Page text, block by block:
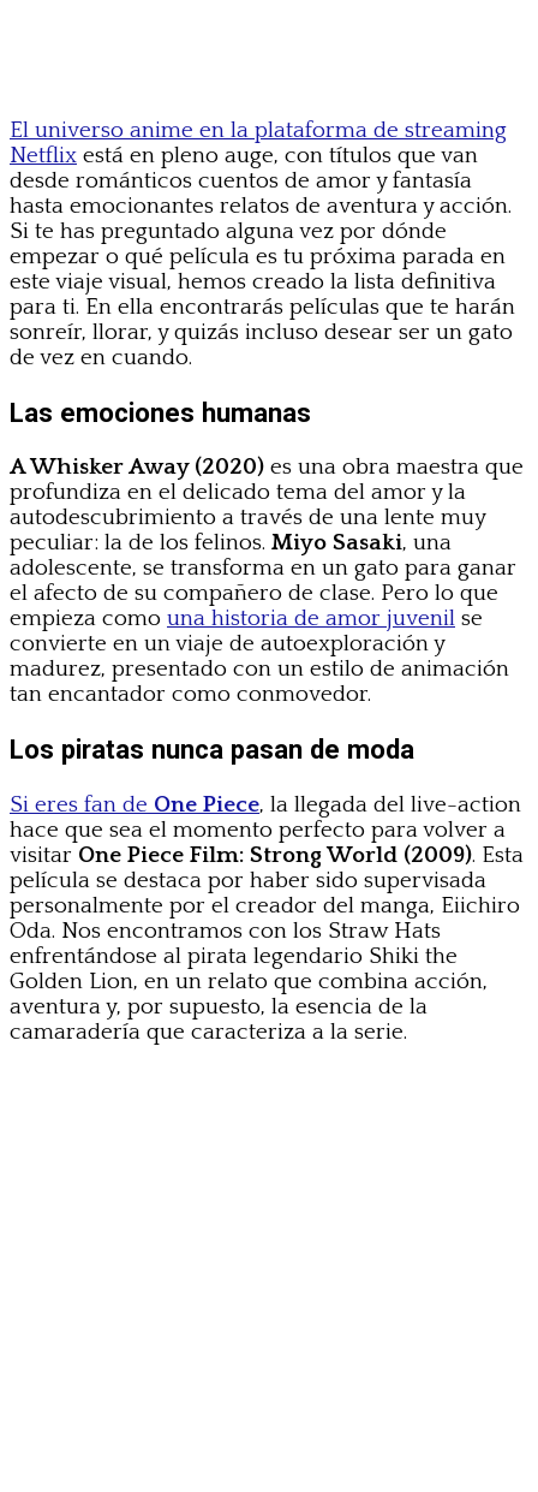
El universo anime en la plataforma de streaming
Netflix está en pleno auge, con títulos que van
desde románticos cuentos de amor y fantasía
hasta emocionantes relatos de aventura y acción.
Si te has preguntado alguna vez por dónde
empezar o qué película es tu próxima parada en
este viaje visual, hemos creado la lista definitiva
para ti. En ella encontrarás películas que te harán
sonreír, llorar, y quizás incluso desear ser un gato
de vez en cuando.
Las emociones humanas
A Whisker Away (2020) es una obra maestra que
profundiza en el delicado tema del amor y la
autodescubrimiento a través de una lente muy
peculiar: la de los felinos. Miyo Sasaki, una
adolescente, se transforma en un gato para ganar
el afecto de su compañero de clase. Pero lo que
empieza como una historia de amor juvenil se
convierte en un viaje de autoexploración y
madurez, presentado con un estilo de animación
tan encantador como conmovedor.
Los piratas nunca pasan de moda
Si eres fan de One Piece, la llegada del live-action
hace que sea el momento perfecto para volver a
visitar One Piece Film: Strong World (2009). Esta
película se destaca por haber sido supervisada
personalmente por el creador del manga, Eiichiro
Oda. Nos encontramos con los Straw Hats
enfrentándose al pirata legendario Shiki the
Golden Lion, en un relato que combina acción,
aventura y, por supuesto, la esencia de la
camaradería que caracteriza a la serie.